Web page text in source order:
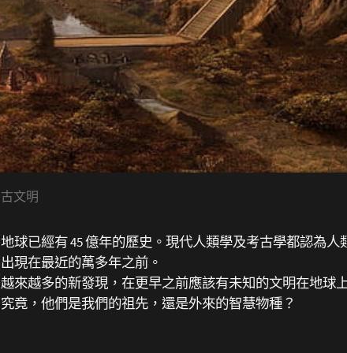
古文明
地球已經有 45 億年的歷史。現代人類學及考古學都認為人
出現在最近的萬多年之前。
越來越多的新發現，在更早之前應該有未知的文明在地球
究竟，他們是我們的祖先，還是外來的智慧物種？